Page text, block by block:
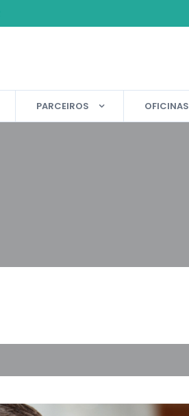
PARCEIROS OFICINAS